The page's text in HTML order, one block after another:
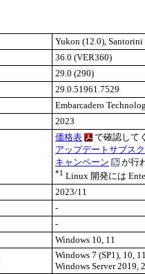
Yukon (12.0), Santorini
36.0 (VER360)
29.0 (290)
29.0.51961.7529
Embarcadero
2023
価格表
で確認して
アップデートサブス
キャンペーン
が行
*1 Linux 開発には
2023/11
-
-
Windows 10, 11
Windows 7 (SP1), 10,
Windows Server 2019,